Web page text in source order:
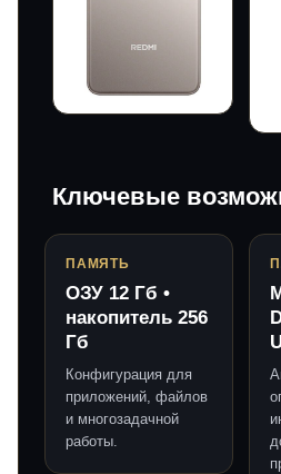
Ключевые
ПАМЯТЬ
ОЗУ 12 Гб •
накопитель 256
Гб
Конфигурация для
приложений, файлов
и многозадачной
работы.